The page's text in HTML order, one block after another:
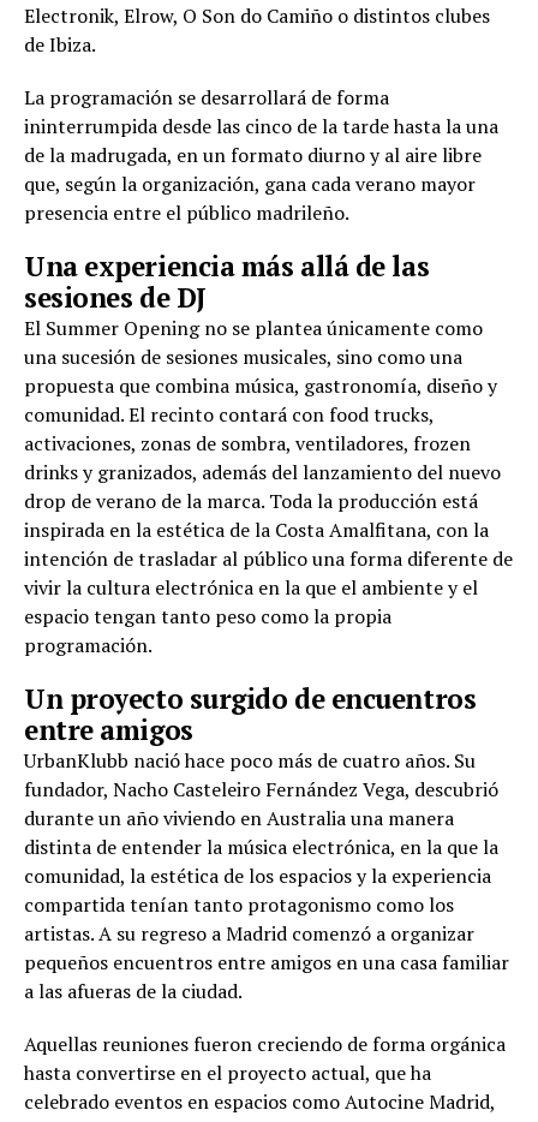
Electronik, Elrow, O Son do Camiño o distintos clubes
de Ibiza.
La programación se desarrollará de forma
ininterrumpida desde las cinco de la tarde hasta la una
de la madrugada, en un formato diurno y al aire libre
que, según la organización, gana cada verano mayor
presencia entre el público madrileño.
Una experiencia más allá de las
sesiones de DJ
El Summer Opening no se plantea únicamente como
una sucesión de sesiones musicales, sino como una
propuesta que combina música, gastronomía, diseño y
comunidad. El recinto contará con food trucks,
activaciones, zonas de sombra, ventiladores, frozen
drinks y granizados, además del lanzamiento del nuevo
drop de verano de la marca. Toda la producción está
inspirada en la estética de la Costa Amalfitana, con la
intención de trasladar al público una forma diferente de
vivir la cultura electrónica en la que el ambiente y el
espacio tengan tanto peso como la propia
programación.
Un proyecto surgido de encuentros
entre amigos
UrbanKlubb nació hace poco más de cuatro años. Su
fundador, Nacho Casteleiro Fernández Vega, descubrió
durante un año viviendo en Australia una manera
distinta de entender la música electrónica, en la que la
comunidad, la estética de los espacios y la experiencia
compartida tenían tanto protagonismo como los
artistas. A su regreso a Madrid comenzó a organizar
pequeños encuentros entre amigos en una casa familiar
a las afueras de la ciudad.
Aquellas reuniones fueron creciendo de forma orgánica
hasta convertirse en el proyecto actual, que ha
celebrado eventos en espacios como Autocine Madrid,